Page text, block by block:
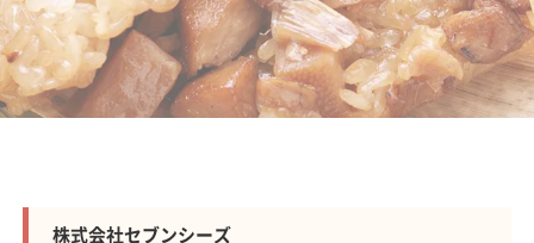
株式会社セブンシーズ